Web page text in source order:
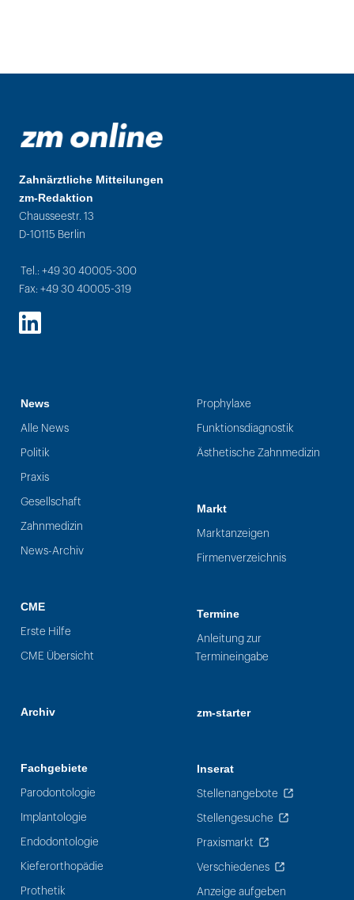
Zahnärztliche Mitteilungen
zm-Redaktion
Chausseestr. 13
D-10115 Berlin
Tel.: +49 30 40005-300
Fax: +49 30 40005-319
LinkedIn
News
Alle News
Politik
Praxis
Gesellschaft
Zahnmedizin
News-Archiv
CME
Erste Hilfe
CME Übersicht
Archiv
Fachgebiete
Parodontologie
Implantologie
Endodontologie
Kieferorthopädie
Prothetik
Prophylaxe
Funktionsdiagnostik
Ästhetische Zahnmedizin
Markt
Marktanzeigen
Firmenverzeichnis
Termine
Anleitung zur
Termineingabe
zm-starter
Inserat
Stellenangebote
Stellengesuche
Praxismarkt
Verschiedenes
Anzeige aufgeben